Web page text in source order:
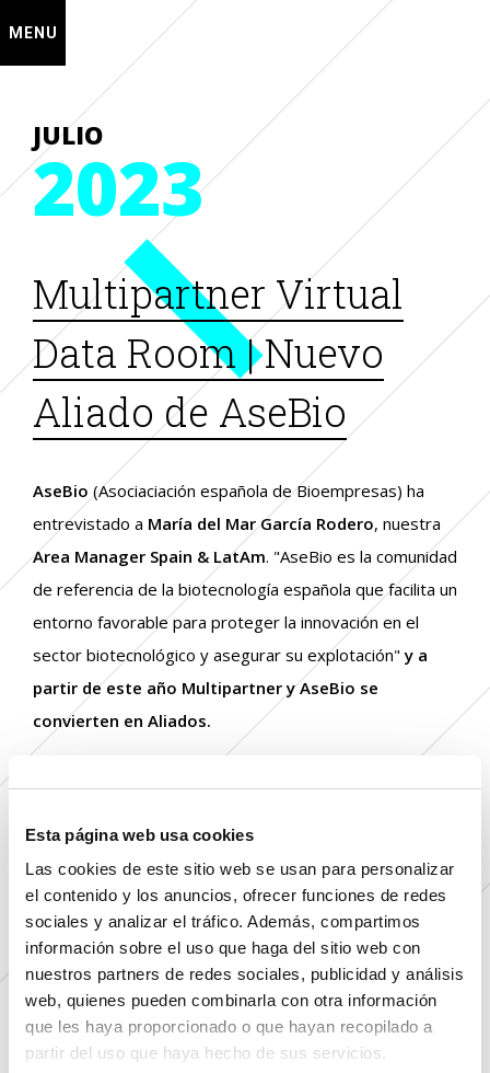
Esta página web usa cookies
Las cookies de este sitio web se usan para personalizar
el contenido y los anuncios, ofrecer funciones de redes
sociales y analizar el tráfico. Además, compartimos
información sobre el uso que haga del sitio web con
nuestros partners de redes sociales, publicidad y análisis
web, quienes pueden combinarla con otra información
que les haya proporcionado o que hayan recopilado a
partir del uso que haya hecho de sus servicios.
MENU
JULIO
2023
Multipartner Virtual
Data Room | Nuevo
Aliado de AseBio
AseBio (Asociaciación española de Bioempresas) ha
entrevistado a María del Mar García Rodero, nuestra
Area Manager Spain & LatAm. "AseBio es la comunidad
de referencia de la biotecnología española que facilita un
entorno favorable para proteger la innovación en el
sector biotecnológico y asegurar su explotación" y a
partir de este año Multipartner y AseBio se
convierten en Aliados.